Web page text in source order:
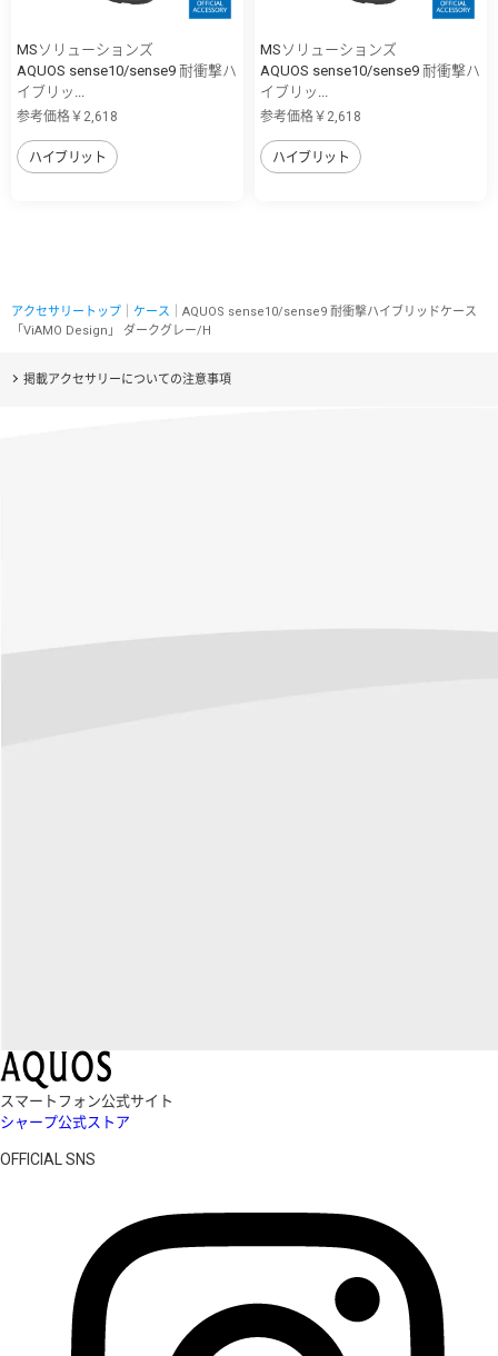
MSソリューションズ
AQUOS sense10/sense9 耐衝撃ハ
イブリッ...
参考価格￥2,618
ハイブリット
MSソリューションズ
AQUOS sense10/sense9 耐衝撃ハ
イブリッ...
参考価格￥2,618
ハイブリット
アクセサリートップ ケース ｜AQUOS sense10/sense9 耐衝撃ハイブリッドケース
「ViAMO Design」 ダークグレー/H
掲載アクセサリーについての注意事項
スマートフォン公式サイト
シャープ公式ストア
OFFICIAL SNS